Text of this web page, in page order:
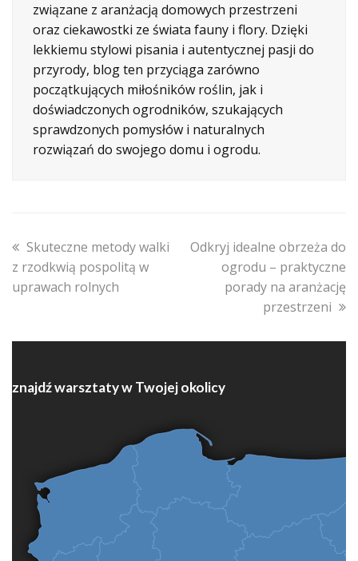
związane z aranżacją domowych przestrzeni
oraz ciekawostki ze świata fauny i flory. Dzięki
lekkiemu stylowi pisania i autentycznej pasji do
przyrody, blog ten przyciąga zarówno
początkujących miłośników roślin, jak i
doświadczonych ogrodników, szukających
sprawdzonych pomysłów i naturalnych
rozwiązań do swojego domu i ogrodu.
previous
post:
Skuteczne metody walki
z rzodkwią pospolitą w
uprawach rolnych
next
post:
Odkryj idealne obrzeża do
ogrodu – praktyczne
porady na aranżację
przestrzeni
znajdź warsztaty w Twojej okolicy